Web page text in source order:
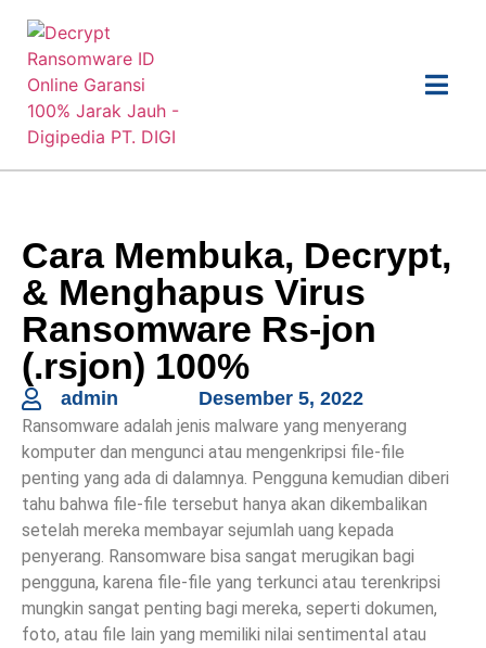
Cara Membuka, Decrypt,
& Menghapus Virus
Ransomware Rs-jon
(.rsjon) 100%
admin Desember 5, 2022
Ransomware adalah jenis malware yang menyerang
komputer dan mengunci atau mengenkripsi file-file
penting yang ada di dalamnya. Pengguna kemudian diberi
tahu bahwa file-file tersebut hanya akan dikembalikan
setelah mereka membayar sejumlah uang kepada
penyerang. Ransomware bisa sangat merugikan bagi
pengguna, karena file-file yang terkunci atau terenkripsi
mungkin sangat penting bagi mereka, seperti dokumen,
foto, atau file lain yang memiliki nilai sentimental atau